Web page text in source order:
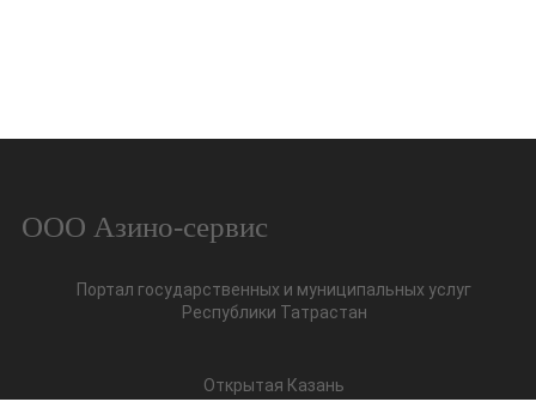
ООО Азино-сервис
Портал государственных и муниципальных услуг
Республики Татрастан
Открытая Казань